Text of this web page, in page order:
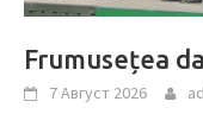
Frumusețea
7 Август 2026